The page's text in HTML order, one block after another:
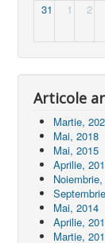
31 1 2
Articole
Martie,
Mai, 2018
Mai, 2015
Aprilie,
Mai, 2014
Aprilie,
Martie,